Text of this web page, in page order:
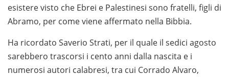
esistere visto che Ebrei e Palestinesi sono fratelli, figli di
Abramo, per come viene affermato nella Bibbia.
Ha ricordato Saverio Strati, per il quale il sedici agosto
sarebbero trascorsi i cento anni dalla nascita e i
numerosi autori calabresi, tra cui Corrado Alvaro,